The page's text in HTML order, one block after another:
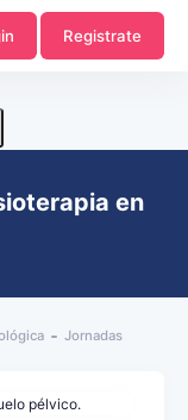
Registrate
en
Jornadas